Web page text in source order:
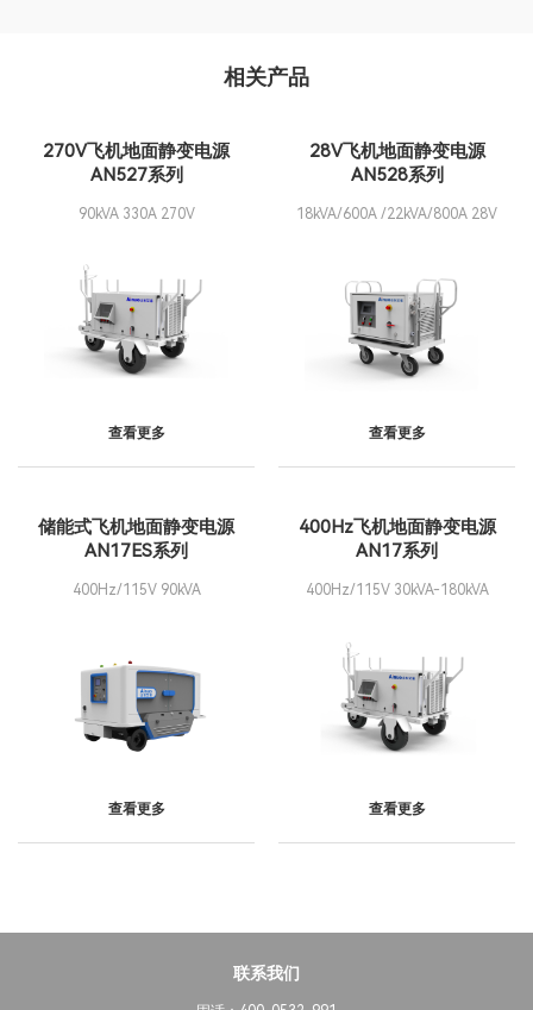
相关产品
270V飞机地面静变电源
AN527系列
90kVA 330A 270V
查看更多
28V飞机地面静变电源
AN528系列
18kVA/600A /22kVA/800A 28V
查看更多
储能式飞机地面静变电源
AN17ES系列
400Hz/115V 90kVA
查看更多
400Hz飞机地面静变电源
AN17系列
400Hz/115V 30kVA-180kVA
查看更多
联系我们